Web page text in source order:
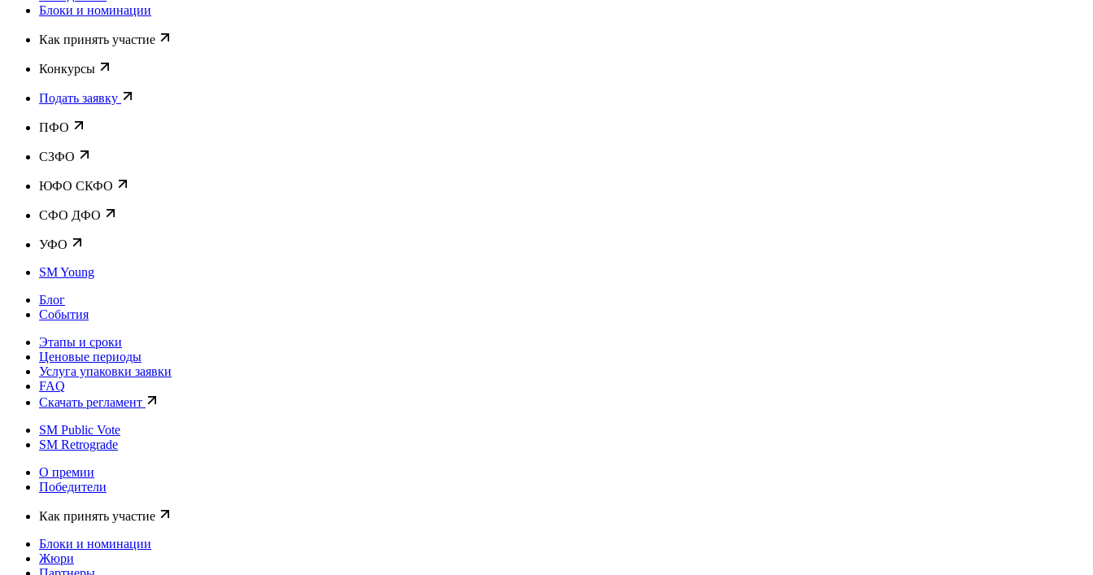
Блоки и номинации
Как принять участие
Конкурсы
Подать заявку
ПФО
СЗФО
ЮФО СКФО
CФО ДФО
УФО
SM Young
Блог
События
Этапы и сроки
Ценовые периоды
Услуга упаковки заявки
FAQ
Скачать регламент
SM Public Vote
SM Retrograde
О премии
Победители
Как принять участие
Блоки и номинации
Жюри